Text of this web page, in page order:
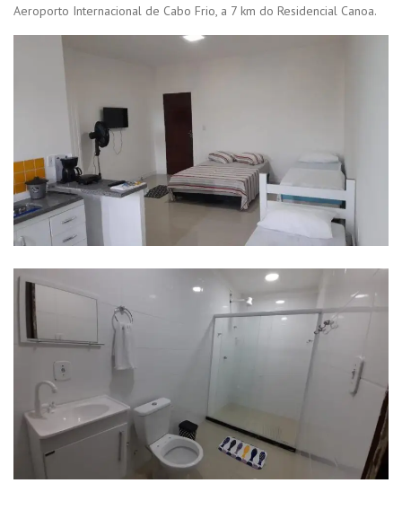
Aeroporto Internacional de Cabo Frio, a 7 km do Residencial Canoa.